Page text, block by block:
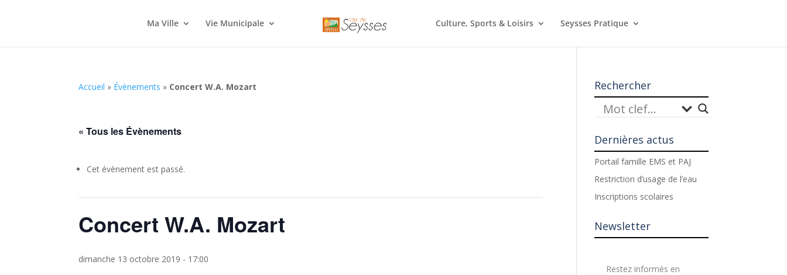
Ma Ville Vie Municipale Culture, Sports & Loisirs Seysses Pratique
Accueil » Évènements » Concert W.A. Mozart
« Tous les Évènements
Cet évènement est passé.
Concert W.A. Mozart
dimanche 13 octobre 2019 - 17:00
Rechercher
Dernières actus
Portail famille EMS et PAJ
Restriction d’usage de l’eau
Inscriptions scolaires
Newsletter
Restez informés en